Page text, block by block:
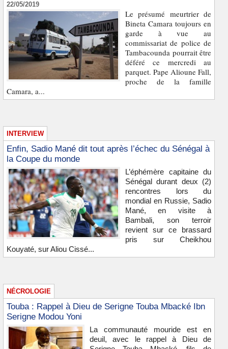
22/05/2019
Le présumé meurtrier de
Bineta Camara toujours en
garde à vue au
commissariat de police de
Tambacounda pourrait être
déféré ce mercredi au
parquet. Pape Alioune Fall,
proche de la famille
Camara, a...
INTERVIEW
Enfin, Sadio Mané dit tout après l’échec du Sénégal à
la Coupe du monde
L’éphémère capitaine du
Sénégal durant deux (2)
rencontres lors du
mondial en Russie, Sadio
Mané, en visite à
Bambali, son terroir
revient sur ce brassard
pris sur Cheikhou
Kouyaté, sur Aliou Cissé...
NÉCROLOGIE
Touba : Rappel à Dieu de Serigne Touba Mbacké Ibn
Serigne Modou Yoni
La communauté mouride est en
deuil, avec le rappel à Dieu de